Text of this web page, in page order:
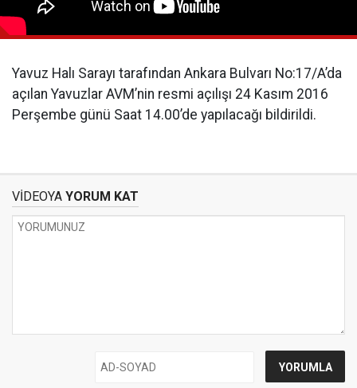
Yavuz Halı Sarayı tarafından Ankara Bulvarı No:17/A’da
açılan Yavuzlar AVM’nin resmi açılışı 24 Kasım 2016
Perşembe günü Saat 14.00’de yapılacağı bildirildi.
VİDEOYA YORUM KAT